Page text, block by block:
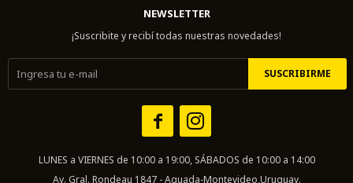
NEWSLETTER
¡Suscribite y recibí todas nuestras novedades!
SUSCRIBIRME
 
LUNES a VIERNES de 10:00 a 19:00, SÁBADOS de 10:00 a 14:00
Av. Gral. Rondeau 1847 - Aguada-Montevideo,Uruguay.